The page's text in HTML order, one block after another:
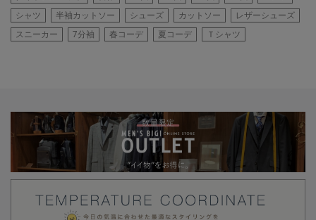
シャツ
半袖カットソー シューズ カットソー
レザーシューズ
スニーカー
7分袖 春コーデ 夏コーデ Ｔシャツ